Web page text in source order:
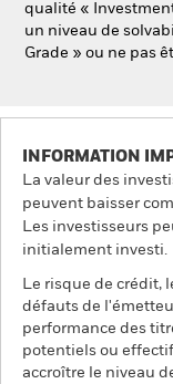
qualité «
un niveau de
Grade » ou ne pas
INFORMATION
La valeur des
peuvent baisser
Les investisseurs
initialement investi.
Le risque de crédit,
défauts de
performance des
potentiels ou
accroître le niveau